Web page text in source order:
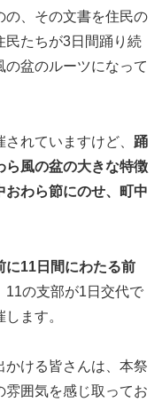
の、その文書を住民の
民たちが3日間踊り続
盆のルーツになって
れていますけど、 踊
ら風の盆の大きな特徴
おわら節にのせ、町中
に11日間にわたる前
11の支部が1日交代で
ます。
ける皆さんは、本祭
雰囲気を感じ取ってお